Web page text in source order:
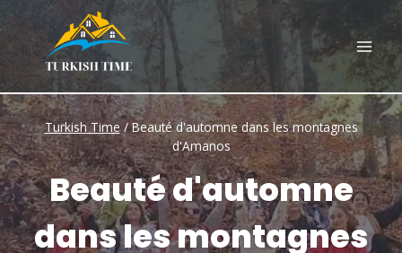
content
Turkish Time/Beauté d'automne dans les montagnes
d'Amanos
Beauté d'automne
dans les montagnes